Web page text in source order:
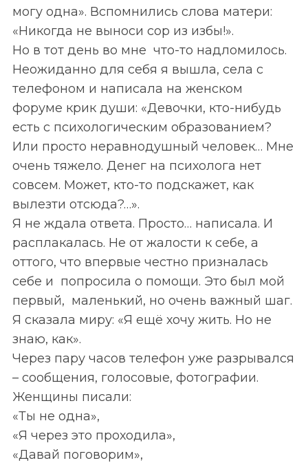
могу одна». Вспомнились слова матери:
«Никогда не выноси сор из избы!».
Но в тот день во мне что-то надломилось.
Неожиданно для себя я вышла, села с
телефоном и написала на женском
форуме крик души: «Девочки, кто-нибудь
есть с психологическим образованием?
Или просто неравнодушный человек… Мне
очень тяжело. Денег на психолога нет
совсем. Может, кто-то подскажет, как
вылезти отсюда?…».
Я не ждала ответа. Просто… написала. И
расплакалась. Не от жалости к себе, а
оттого, что впервые честно призналась
себе и попросила о помощи. Это был мой
первый, маленький, но очень важный шаг.
Я сказала миру: «Я ещё хочу жить. Но не
знаю, как».
Через пару часов телефон уже разрывался
– сообщения, голосовые, фотографии.
Женщины писали:
«Ты не одна»,
«Я через это проходила»,
«Давай поговорим»,